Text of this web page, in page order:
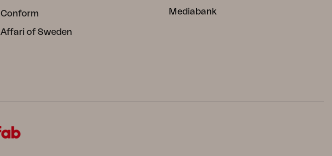
Conform
Affari of Sweden
Mediabank